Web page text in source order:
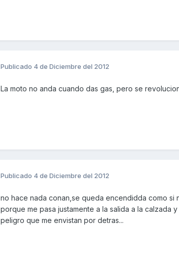
Publicado 4 de Diciembre del 2012
La moto no anda cuando das gas, pero se
Publicado 4 de Diciembre del 2012
no hace nada conan,se queda encendidda como si
porque me pasa justamente a la salida a la
peligro que me envistan por detras...